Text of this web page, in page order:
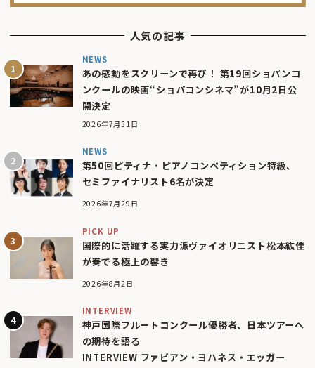
人気の記事
NEWS
あの感動をスクリーンで再び！ 第19回ショパンコ
ンクールの映画“ショパコンシネマ”が10月2日公
開決定
2026年7月31日
NEWS
第50回ピティナ・ピアノコンペティション特級、
セミファイナリスト6名が決定
2026年7月29日
PICK UP
国際的に活躍する実力派ヴァイオリニスト松本紘佳
が奏でる極上の響き
2026年8月2日
INTERVIEW
神戸国際フルートコンクール優勝者、日本ツアーへ
の期待を語る
INTERVIEW ファビアン・ヨハネス・エッガー